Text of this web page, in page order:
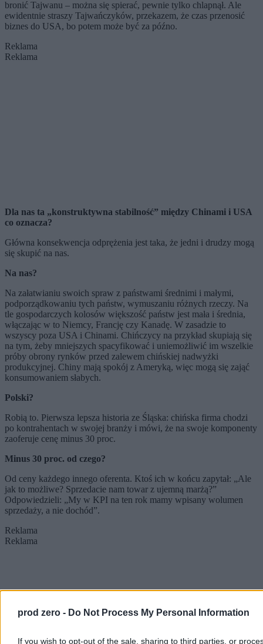
prod zero - Do Not Process My Personal Information
If you wish to opt-out of the sale, sharing to third parties, or
bronić Tajwanu – można się spierać, pewnie tylko chlapnął. Ale
ewidentnie straszy Tajwańczyków, przekazem, że czas przenosić
biznes do USA, bo potem może być za późno.
Reklama
Reklama
Dla nas ta „konstruktywna stabilność” między Chinami i USA
co oznacza?
Główna konsekwencja odprężenia jest taka, że jedni i drudzy mogą
się skupić na nas.
Na nas?
Na załatwianiu swoich spraw z państwami średnimi i małymi,
podporządkowaniu tych państw, wymuszaniu różnych rzeczy. Na
tle gospodarczych kolosów większość państw jest mała i średnia,
włączając w to Niemcy, Francję czy Kanadę. W zasadzie to
wszyscy poza USA i Chinami. Chińczycy na przykład skupiają się
na tym, żeby mniejszych spacyfikować i uniemożliwić im wszelkie
próby obrony rynków przed zalewem chińskiej nadwyżki
produkcyjnej. Chiny mają spokój z Ameryką, więc mogą się zająć
konsumowaniem słabych.
Polski?
Robią to. Pierwsza lepsza historia ze Śląska: chińska firma chodzi
po kontrahentach w swojej branży i mówi, że na swoje komponenty
zaoferuje cenę minus 30 proc.
Minus 30 proc. od czego?
Od ceny każdego innego oferenta. Ktoś ich w końcu zapytał: „Ale
jak to możliwe? Sprzedacie nam towar z ujemną marżą?”
Odpowiedzieli: „My w KPI na ten rok mamy wpisany wolumen
sprzedaży, a nie dochód”.
Reklama
Reklama